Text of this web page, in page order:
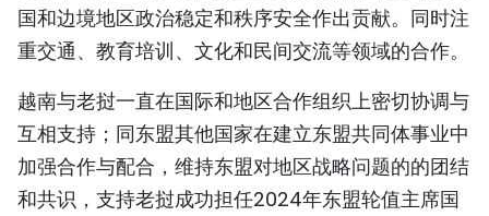
国和边境地区政治稳定和秩序安全作出贡献。同时注
重交通、教育培训、文化和民间交流等领域的合作。
越南与老挝一直在国际和地区合作组织上密切协调与
互相支持；同东盟其他国家在建立东盟共同体事业中
加强合作与配合，维持东盟对地区战略问题的的团结
和共识，支持老挝成功担任2024年东盟轮值主席国